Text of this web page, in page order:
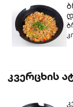
კვერცხის